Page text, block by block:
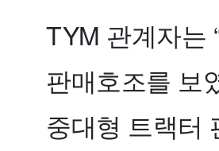
TYM 관계자는
판매호조를 보
중대형 트랙터